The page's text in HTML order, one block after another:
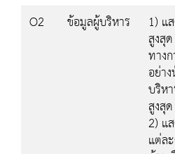
O2
ข้อมูลผู้บริหาร 1) แ
สูงสุ
ทาง
อย่า
บริห
สูงสุด
2) แ
แต่ล